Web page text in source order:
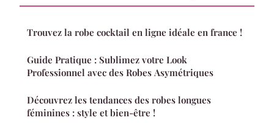
Trouvez la robe cocktail en ligne idéale en france !
Guide Pratique : Sublimez votre Look
Professionnel avec des Robes Asymétriques
Découvrez les tendances des robes longues
féminines : style et bien-être !